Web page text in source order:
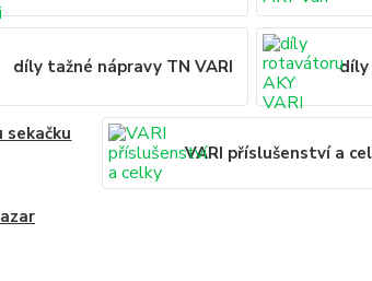
díly tažné nápravy TN VARI díly
VARI příslušenství a